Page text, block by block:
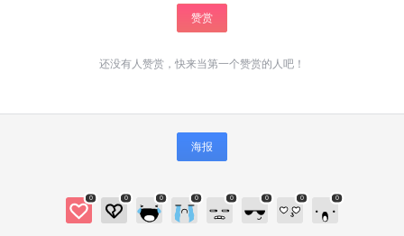
赞赏
还没有人赞赏，快来当第一个赞赏的人吧！
海报
0 0 0 0 0 0 0 0
2 元 5 10
付费内容